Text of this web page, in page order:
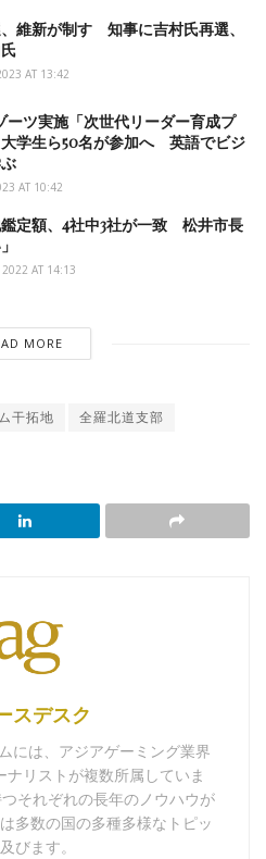
維新が制す 知事に吉村氏再選、
AT 13:42
ーツ実施「次世代リーダー育成プ
学生ら50名が参加へ 英語でビジ
AT 10:42
定額、4社中3社が一致 松井市長
AT 14:13
MORE
干拓地
全羅北道支部
スデスク
には、アジアゲーミング業界
リストが複数所属していま
それぞれの長年のノウハウが
多数の国の多種多様なトピッ
びます。